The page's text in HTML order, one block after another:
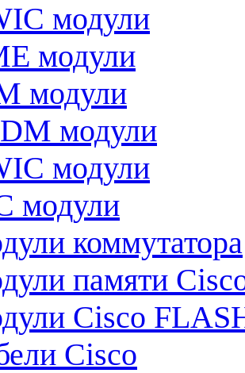
модули
модули
модули
модули
модули
модули
коммутатора
памяти
Cisco
Cisco